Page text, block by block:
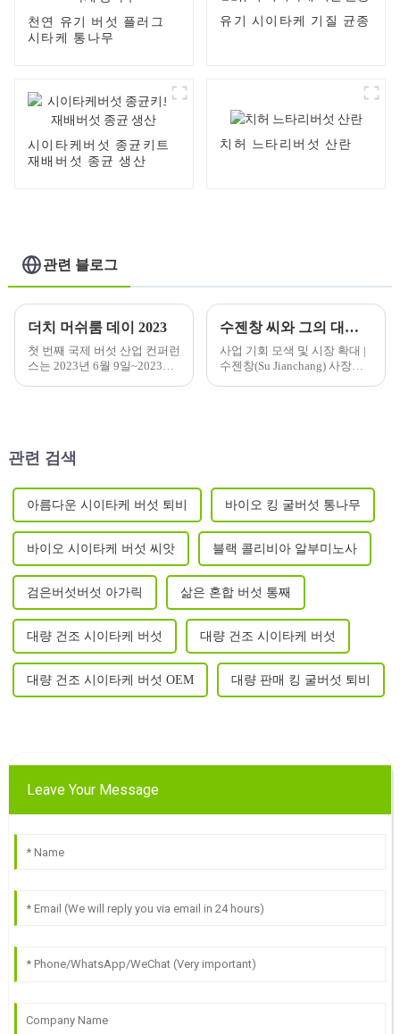
천연 유기 버섯 플러그
시타케 통나무
유기 시이타케 기질 균종
시이타케버섯 종균키트
재배버섯 종균 생산
치허 느타리버섯 산란
관련 블로그
더치 머쉬룸 데이 2023
첫 번째 국제 버섯 산업 컨퍼런
스는 2023년 6월 9일~2023년
수젠창 씨와 그의 대표단이 미국을 방문하다
사업 기회 모색 및 시장 확대 |
수젠창(Su Jianchang) 사장과
관련 검색
아름다운 시이타케 버섯 퇴비 바이오 킹 굴버섯 통나무
바이오 시이타케 버섯 씨앗 블랙 콜리비아 알부미노사
검은버섯버섯 아가릭 삶은 혼합 버섯 통째
대량 건조 시이타케 버섯 대량 건조 시이타케 버섯
대량 건조 시이타케 버섯 OEM 대량 판매 킹 굴버섯 퇴비
Leave Your Message